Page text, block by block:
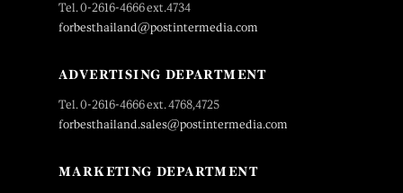
Tel. 0-2616-4666 ext.4734
forbesthailand@postintermedia.com
ADVERTISING DEPARTMENT
Tel. 0-2616-4666 ext. 4768,4725
forbesthailand.sales@postintermedia.com
MARKETING DEPARTMENT